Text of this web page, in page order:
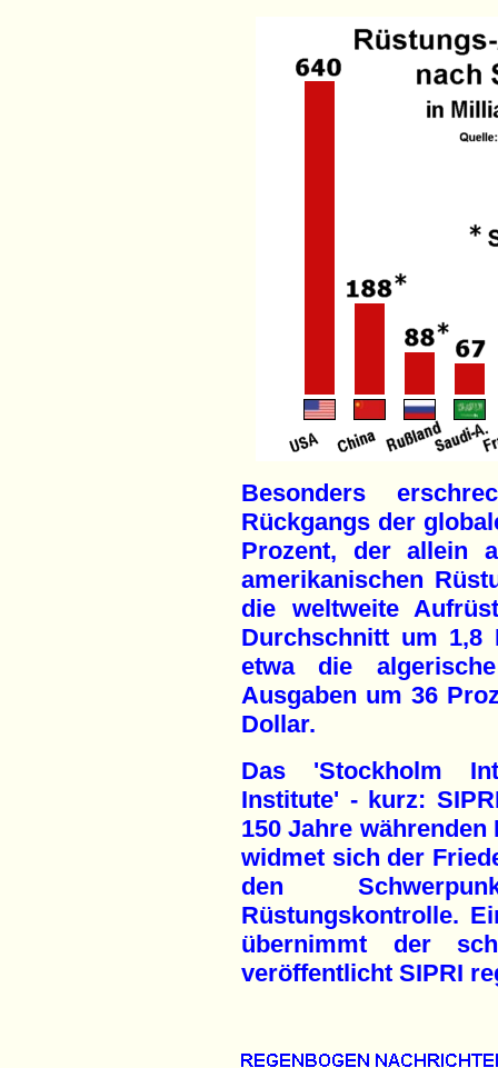
Besonders
Rückgangs der
Prozent, der allein
amerikanischen
die weltweite
Durchschnitt um 1,8
etwa die
Ausgaben um 36
Dollar.
Das 'Stockholm
Institute' - kurz:
150 Jahre
widmet sich der
den
Rüstungskontrolle.
übernimmt der
veröffentlicht SIPRI